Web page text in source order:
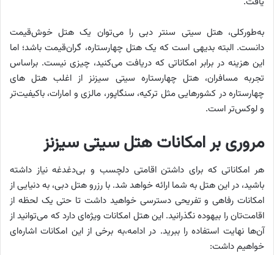
به‌طورکلی، هتل سیتی سنتر دبی را می‌توان یک هتل خوش‌قیمت
دانست. البته بدیهی است که یک هتل چهارستاره، گران‌قیمت باشد؛ اما
این هزینه در برابر امکاناتی که دریافت می‌کنید، چیزی نیست. براساس
تجربه مسافران، هتل چهارستاره سیتی سیزنز از اغلب هتل های
چهارستاره در کشورهایی مثل ترکیه، سنگاپور، مالزی و امارات، باکیفیت‌تر
و لوکس‌تر است.
مروری بر امکانات هتل سیتی سیزنز
هر امکاناتی که برای داشتن اقامتی دلچسب و بی‌دغدغه نیاز داشته
باشید، در این هتل به شما ارائه خواهد شد. با رزرو هتل دبی، به دنیایی از
امکانات رفاهی و تفریحی دسترسی خواهید داشت تا حتی یک لحظه از
اقامت‌تان را بیهوده نگذرانید. این هتل امکانات ویژه‌ای دارد که می‌توانید از
آن‌ها نهایت استفاده را ببرید. در ادامه،به برخی از این امکانات اشاره‌ای
خواهیم داشت: